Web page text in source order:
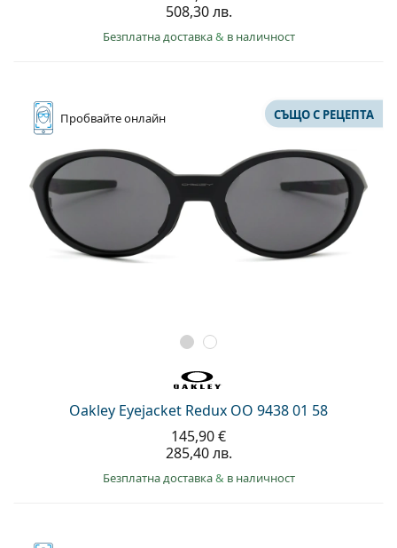
508,30 лв.
Безплатна доставка& в наличност
Пробвайтеонлайн
Oakley Eyejacket Redux OO 9438 01 58
СЪЩО С РЕЦЕПТА
145,90 €
285,40 лв.
Безплатна доставка& в наличност